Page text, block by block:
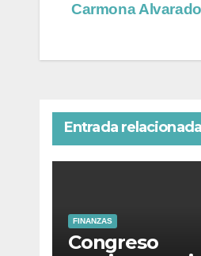
Carmona Alvarado
Entrada relacionada
FINANZAS
Congreso